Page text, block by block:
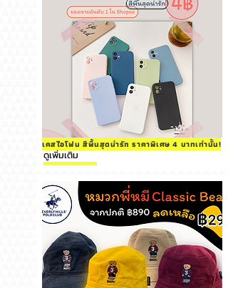
เคสไอโฟน สีพื้นสุดน่ารัก ราคาพิเศษ 4 บาทเท่านั้น!
ดูเพิ่มเติม